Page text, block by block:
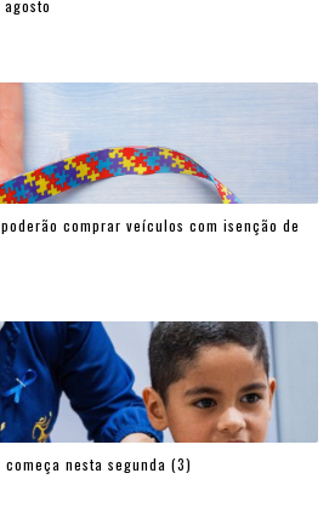
comprar veículos com isenção de
nesta segunda (3)